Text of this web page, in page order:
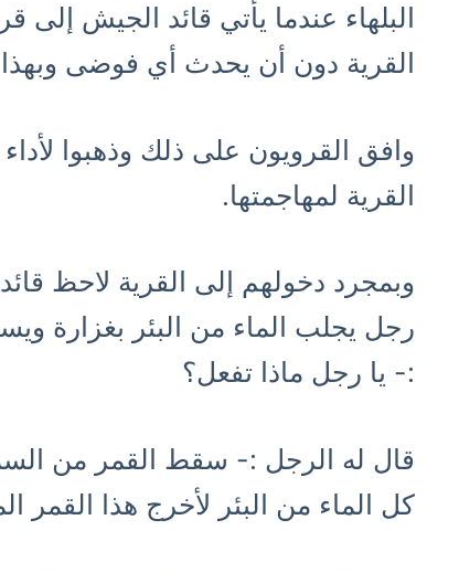
البلهاء عندما يأتي قائد الجيش
القرية دون أن يحدث أي فوضى
وافق القرويون على ذلك وذهبوا
القرية لمهاجمتها.
وبمجرد دخولهم إلى القرية لاحظ
رجل يجلب الماء من البئر بغزارة
:- يا رجل ماذا تفعل؟
قال له الرجل :- سقط القمر من
كل الماء من البئر لأخرج هذا القمر